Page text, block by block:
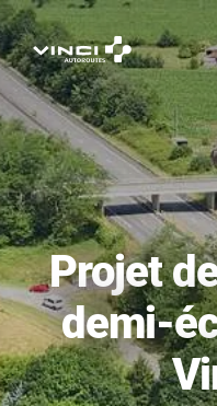
Projet
demi-